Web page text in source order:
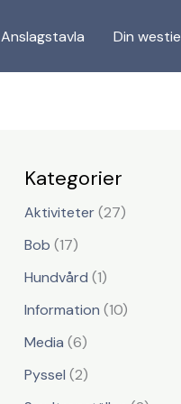
Anslagstavla Din westie
Kategorier
Aktiviteter(27)
Bob (17)
Hundvård (1)
Information (10)
Media (6)
Pyssel (2)
ö
k